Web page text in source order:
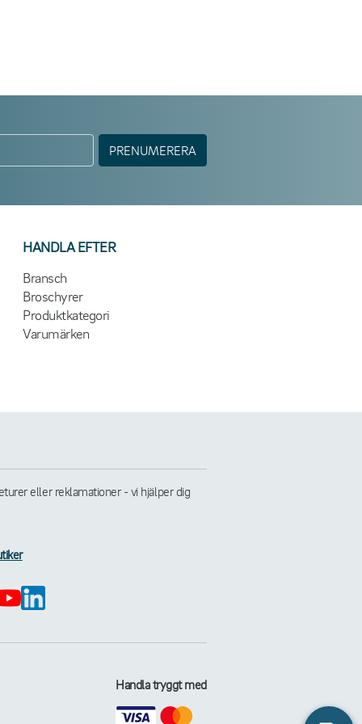
PRENUMERERA
HANDLA EFTER
Bransch
Broschyrer
Produktkategori
Varumärken
eller reklamationer - vi hjälper dig
Handla tryggt med